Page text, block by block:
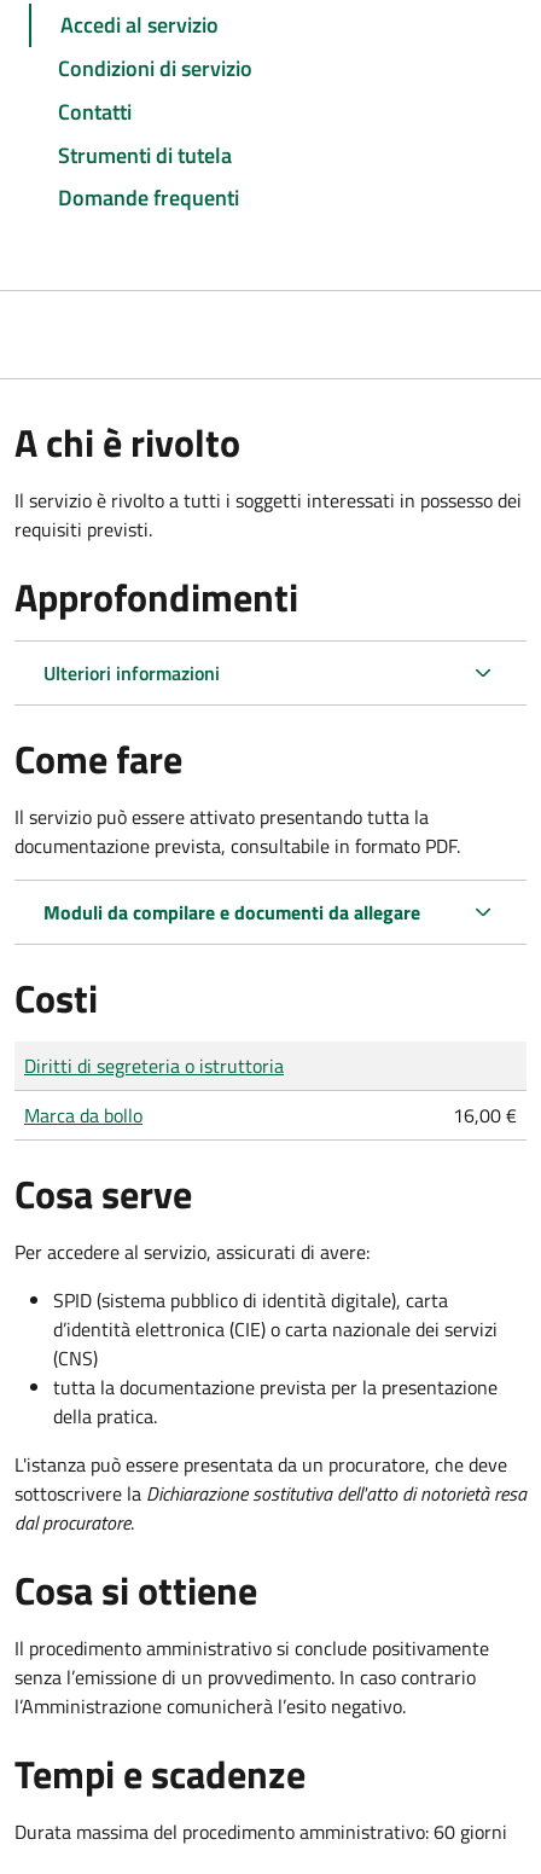
Accedi al servizio
Condizioni di servizio
Contatti
Strumenti di tutela
Domande frequenti
A chi è rivolto
Il servizio è rivolto a tutti i soggetti interessati in possesso dei
requisiti previsti.
Approfondimenti
Ulteriori informazioni
Come fare
Il servizio può essere attivato presentando tutta la
documentazione prevista, consultabile in formato PDF.
Moduli da compilare e documenti da allegare
Costi
Tipo di pagamento
Importo
Diritti di segreteria o istruttoria
Marca da bollo
16,00 €
Cosa serve
Per accedere al servizio, assicurati di avere:
SPID (sistema pubblico di identità digitale), carta
d’identità elettronica (CIE) o carta nazionale dei servizi
(CNS)
tutta la documentazione prevista per la presentazione
della pratica.
L'istanza può essere presentata da un procuratore, che deve
sottoscrivere la Dichiarazione sostitutiva dell'atto di notorietà resa
dal procuratore.
Cosa si ottiene
Il procedimento amministrativo si conclude positivamente
senza l’emissione di un provvedimento. In caso contrario
l’Amministrazione comunicherà l’esito negativo.
Tempi e scadenze
Durata massima del procedimento amministrativo: 60 giorni